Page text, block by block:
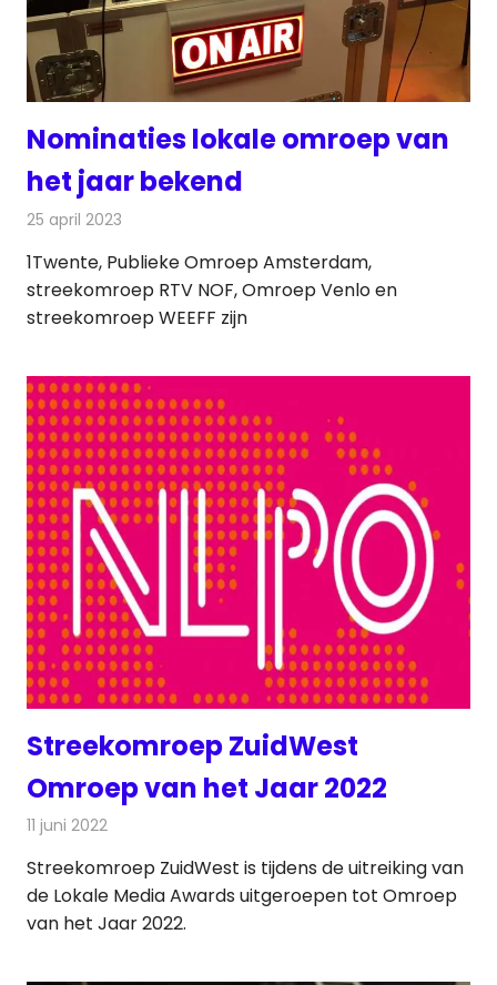
Nominaties lokale omroep van
het jaar bekend
25 april 2023
1Twente, Publieke Omroep Amsterdam,
streekomroep RTV NOF, Omroep Venlo en
streekomroep WEEFF zijn
Streekomroep ZuidWest
Omroep van het Jaar 2022
11 juni 2022
Streekomroep ZuidWest is tijdens de uitreiking van
de Lokale Media Awards uitgeroepen tot Omroep
van het Jaar 2022.